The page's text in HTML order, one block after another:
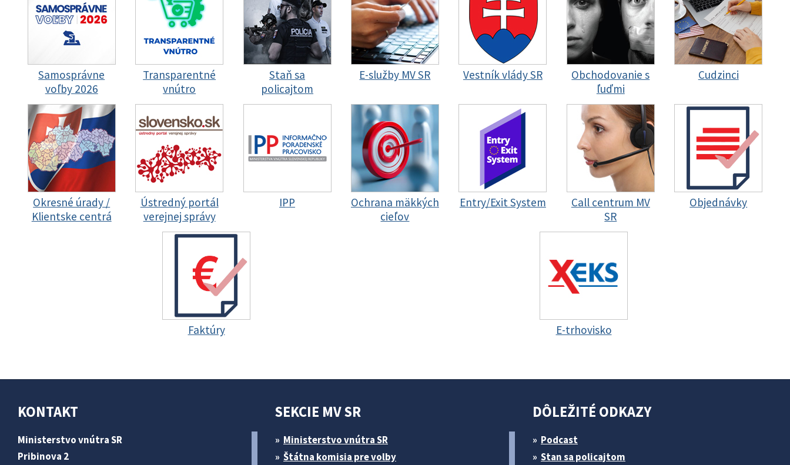
Samosprávne
voľby 2026
Transparentné
vnútro
Staň sa
policajtom
E-služby MV SR Vestník vlády SR
Obchodovanie s
ľuďmi
Cudzinci
Okresné úrady /
Klientske centrá
Ústredný portál
verejnej správy
IPP
Ochrana mäkkých
cieľov
Entry/Exit System
Call centrum MV
SR
Objednávky
Faktúry E-trhovisko
KONTAKT
Ministerstvo vnútra SR
Pribinova 2
SEKCIE MV SR
Ministerstvo vnútra SR
Štátna komisia pre volby
DÔLEŽITÉ ODKAZY
Podcast
Stan sa policajtom